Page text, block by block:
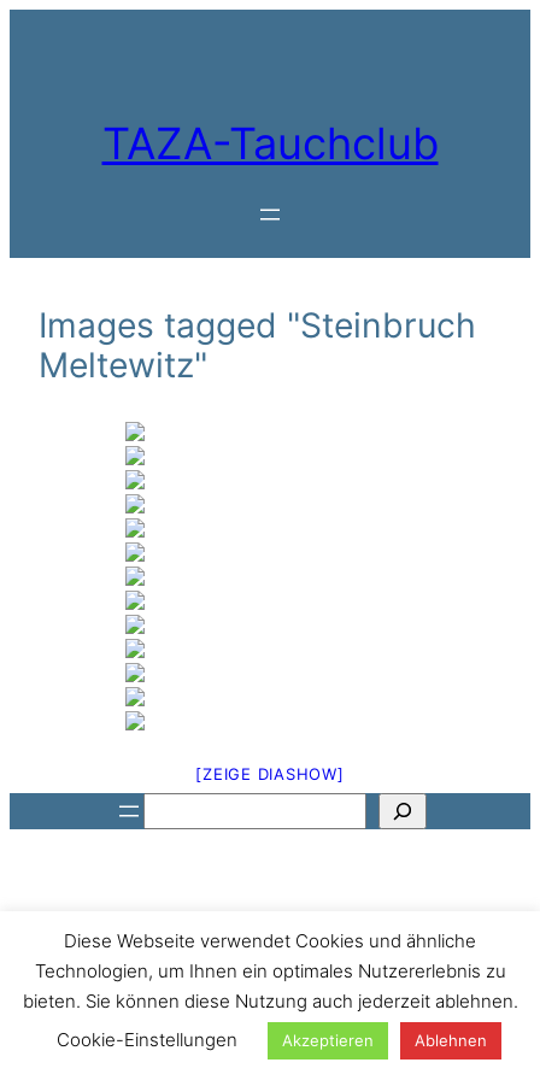
TAZA-Tauchclub
Images tagged "Steinbruch
Meltewitz"
[ZEIGE DIASHOW]
Diese Webseite verwendet Cookies und ähnliche
Technologien, um Ihnen ein optimales Nutzererlebnis zu
bieten. Sie können diese Nutzung auch jederzeit ablehnen.
Cookie-Einstellungen
Akzeptieren Ablehnen